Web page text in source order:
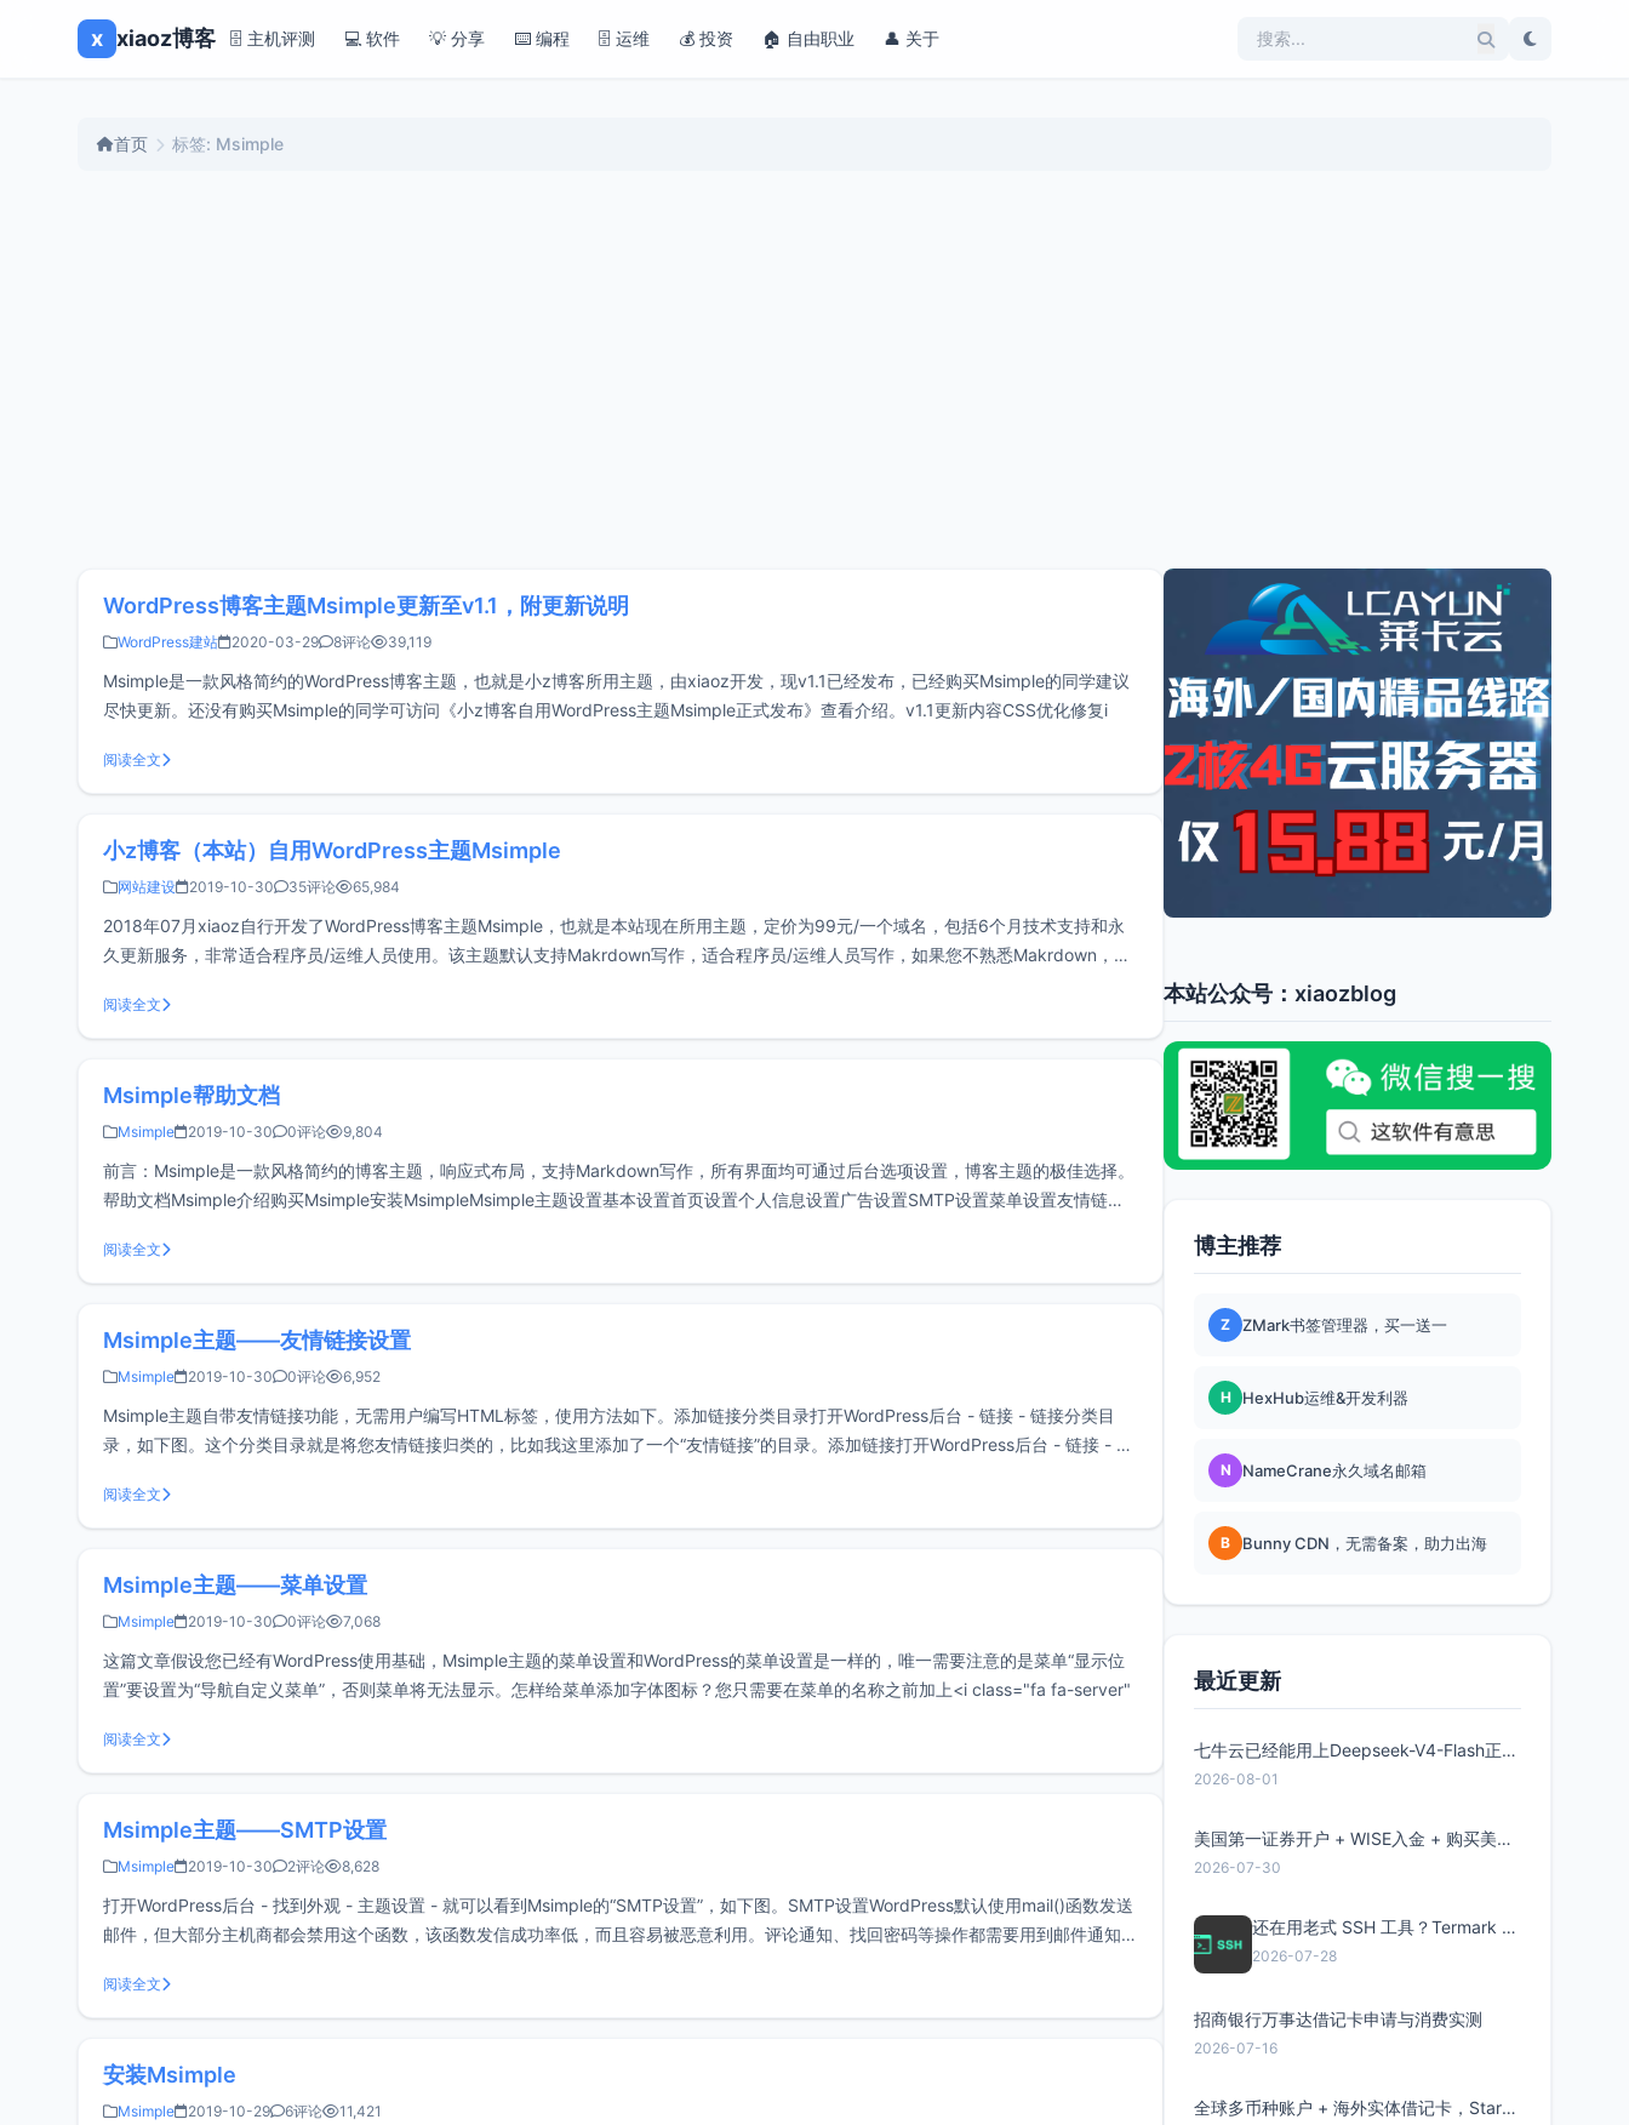
x xiaoz博客 🗄️ 主机评测 💻 软件 💡 分享 ⌨️ 编程 🗄️ 运维 💰 投资 🏠 自由职业 👤 关于
首页 标签: Msimple
WordPress博客主题Msimple更新至v1.1，附更新说明
WordPress建站 2020-03-29 8评论 39,119
Msimple是一款风格简约的WordPress博客主题，也就是小z博客所用主题，由xiaoz开发，现v1.1已经发布，已经购买Msimple的同学建议
尽快更新。还没有购买Msimple的同学可访问《小z博客自用WordPress主题Msimple正式发布》查看介绍。v1.1更新内容CSS优化修复i
阅读全文
小z博客（本站）自用WordPress主题Msimple
网站建设 2019-10-30 35评论 65,984
2018年07月xiaoz自行开发了WordPress博客主题Msimple，也就是本站现在所用主题，定价为99元/一个域名，包括6个月技术支持和永
久更新服务，非常适合程序员/运维人员使用。该主题默认支持Makrdown写作，适合程序员/运维人员写作，如果您不熟悉Makrdown，不
阅读全文
Msimple帮助文档
Msimple 2019-10-30 0评论 9,804
前言：Msimple是一款风格简约的博客主题，响应式布局，支持Markdown写作，所有界面均可通过后台选项设置，博客主题的极佳选择。
帮助文档Msimple介绍购买Msimple安装MsimpleMsimple主题设置基本设置首页设置个人信息设置广告设置SMTP设置菜单设置友情链接
阅读全文
Msimple主题——友情链接设置
Msimple 2019-10-30 0评论 6,952
Msimple主题自带友情链接功能，无需用户编写HTML标签，使用方法如下。添加链接分类目录打开WordPress后台 - 链接 - 链接分类目
录，如下图。这个分类目录就是将您友情链接归类的，比如我这里添加了一个“友情链接”的目录。添加链接打开WordPress后台 - 链接 - 添
阅读全文
Msimple主题——菜单设置
Msimple 2019-10-30 0评论 7,068
这篇文章假设您已经有WordPress使用基础，Msimple主题的菜单设置和WordPress的菜单设置是一样的，唯一需要注意的是菜单“显示位
置”要设置为“导航自定义菜单”，否则菜单将无法显示。怎样给菜单添加字体图标？您只需要在菜单的名称之前加上<i class="fa fa-server"
阅读全文
Msimple主题——SMTP设置
Msimple 2019-10-30 2评论 8,628
打开WordPress后台 - 找到外观 - 主题设置 - 就可以看到Msimple的“SMTP设置”，如下图。SMTP设置WordPress默认使用mail()函数发送
邮件，但大部分主机商都会禁用这个函数，该函数发信成功率低，而且容易被恶意利用。评论通知、找回密码等操作都需要用到邮件通知，
阅读全文
安装Msimple
Msimple 2019-10-29 6评论 11,421
本站公众号：xiaozblog
博主推荐
Z ZMark书签管理器，买一送一
H HexHub运维&开发利器
N NameCrane永久域名邮箱
B Bunny CDN，无需备案，助力出海
最近更新
七牛云已经能用上Deepseek-V4-Flash正式版了，点此领取300万Token
2026-08-01
美国第一证券开户 + WISE入金 + 购买美股全流程分享
2026-07-30
还在用老式 SSH 工具？Termark 新一代跨平台智能SSH客户端了解一下
2026-07-28
招商银行万事达借记卡申请与消费实测
2026-07-16
全球多币种账户 + 海外实体借记卡，Starryblu开户教程与注意事项